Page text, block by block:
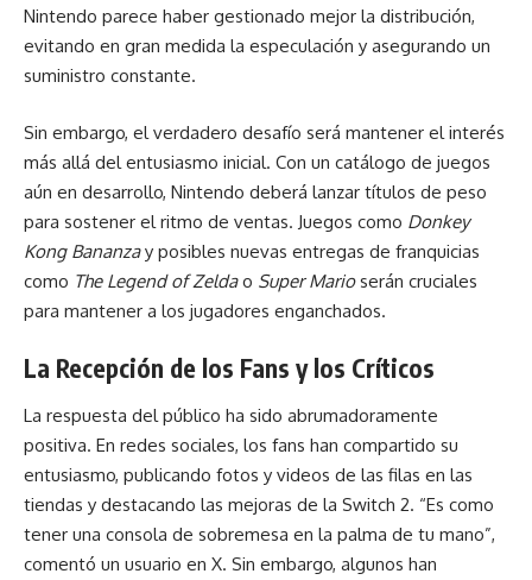
Nintendo parece haber gestionado mejor la distribución,
evitando en gran medida la especulación y asegurando un
suministro constante.
Sin embargo, el verdadero desafío será mantener el interés
más allá del entusiasmo inicial. Con un catálogo de juegos
aún en desarrollo, Nintendo deberá lanzar títulos de peso
para sostener el ritmo de ventas. Juegos como Donkey
Kong Bananzay posibles nuevas entregas de franquicias
como The Legend of Zeldao Super Marioserán cruciales
para mantener a los jugadores enganchados.
La Recepción de los Fans y los Críticos
La respuesta del público ha sido abrumadoramente
positiva. En redes sociales, los fans han compartido su
entusiasmo, publicando fotos y videos de las filas en las
tiendas y destacando las mejoras de la Switch 2. “Es como
tener una consola de sobremesa en la palma de tu mano”,
comentó un usuario en X. Sin embargo, algunos han